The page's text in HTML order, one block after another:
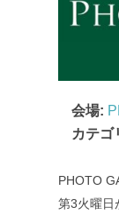
会場:
カテゴ
PHOTO
第3火曜日